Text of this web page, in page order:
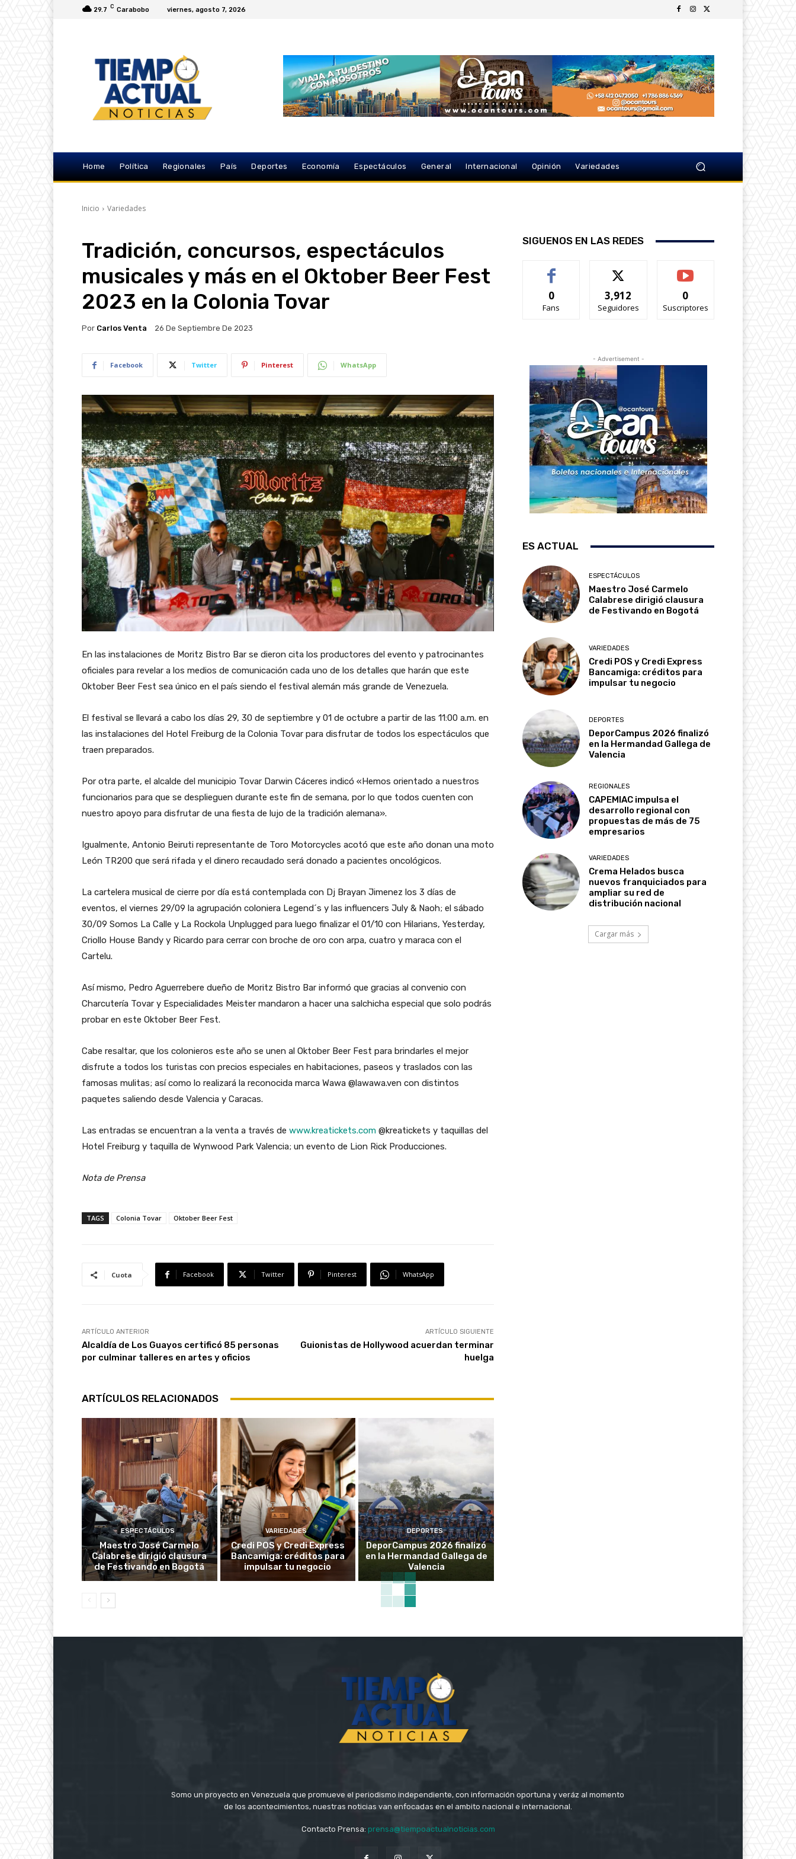
29.7 C Carabobo viernes, agosto 7, 2026
Home Política Regionales País Deportes Economía Espectáculos General Internacional Opinión Variedades
Inicio Variedades
Tradición, concursos, espectáculos
musicales y más en el Oktober Beer Fest
2023 en la Colonia Tovar
Por Carlos Venta 26 De Septiembre De 2023
Facebook Twitter Pinterest WhatsApp
En las instalaciones de Moritz Bistro Bar se dieron cita los productores del evento y patrocinantes
oficiales para revelar a los medios de comunicación cada uno de los detalles que harán que este
Oktober Beer Fest sea único en el país siendo el festival alemán más grande de Venezuela.
El festival se llevará a cabo los días 29, 30 de septiembre y 01 de octubre a partir de las 11:00 a.m. en
las instalaciones del Hotel Freiburg de la Colonia Tovar para disfrutar de todos los espectáculos que
traen preparados.
Por otra parte, el alcalde del municipio Tovar Darwin Cáceres indicó «Hemos orientado a nuestros
funcionarios para que se desplieguen durante este fin de semana, por lo que todos cuenten con
nuestro apoyo para disfrutar de una fiesta de lujo de la tradición alemana».
Igualmente, Antonio Beiruti representante de Toro Motorcycles acotó que este año donan una moto
León TR200 que será rifada y el dinero recaudado será donado a pacientes oncológicos.
La cartelera musical de cierre por día está contemplada con Dj Brayan Jimenez los 3 días de
eventos, el viernes 29/09 la agrupación coloniera Legend´s y las influencers July & Naoh; el sábado
30/09 Somos La Calle y La Rockola Unplugged para luego finalizar el 01/10 con Hilarians, Yesterday,
Criollo House Bandy y Ricardo para cerrar con broche de oro con arpa, cuatro y maraca con el
Cartelu.
Así mismo, Pedro Aguerrebere dueño de Moritz Bistro Bar informó que gracias al convenio con
Charcutería Tovar y Especialidades Meister mandaron a hacer una salchicha especial que solo podrás
probar en este Oktober Beer Fest.
Cabe resaltar, que los colonieros este año se unen al Oktober Beer Fest para brindarles el mejor
disfrute a todos los turistas con precios especiales en habitaciones, paseos y traslados con las
famosas mulitas; así como lo realizará la reconocida marca Wawa @lawawa.ven con distintos
paquetes saliendo desde Valencia y Caracas.
Las entradas se encuentran a la venta a través de www.kreatickets.com @kreatickets y taquillas del
Hotel Freiburg y taquilla de Wynwood Park Valencia; un evento de Lion Rick Producciones.
Nota de Prensa
TAGS Colonia Tovar Oktober Beer Fest
Cuota Facebook Twitter Pinterest WhatsApp
ARTÍCULO ANTERIOR
Alcaldía de Los Guayos certificó 85 personas
por culminar talleres en artes y oficios
ARTÍCULO SIGUIENTE
Guionistas de Hollywood acuerdan terminar
huelga
ARTÍCULOS RELACIONADOS
ESPECTÁCULOS
Maestro José Carmelo
Calabrese dirigió clausura
de Festivando en Bogotá
VARIEDADES
Credi POS y Credi Express
Bancamiga: créditos para
impulsar tu negocio
DEPORTES
DeporCampus 2026 finalizó
en la Hermandad Gallega de
Valencia
SIGUENOS EN LAS REDES
0
Fans
3,912
Seguidores
0
Suscriptores
- Advertisement -
ES ACTUAL
ESPECTÁCULOS
Maestro José Carmelo
Calabrese dirigió clausura
de Festivando en Bogotá
VARIEDADES
Credi POS y Credi Express
Bancamiga: créditos para
impulsar tu negocio
DEPORTES
DeporCampus 2026 finalizó
en la Hermandad Gallega de
Valencia
REGIONALES
CAPEMIAC impulsa el
desarrollo regional con
propuestas de más de 75
empresarios
VARIEDADES
Crema Helados busca
nuevos franquiciados para
ampliar su red de
distribución nacional
Cargar más
Somo un proyecto en Venezuela que promueve el periodismo independiente, con información oportuna y veráz al momento
de los acontecimientos, nuestras noticias van enfocadas en el ambito nacional e internacional.
Contacto Prensa: prensa@tiempoactualnoticias.com